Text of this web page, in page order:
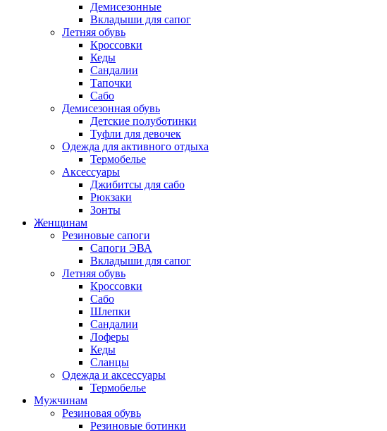
Демисезонные
Вкладыши для сапог
Летняя обувь
Кроссовки
Кеды
Сандалии
Тапочки
Сабо
Демисезонная обувь
Детские полуботинки
Туфли для девочек
Одежда для активного отдыха
Термобелье
Аксессуары
Джибитсы для сабо
Рюкзаки
Зонты
Женщинам
Резиновые сапоги
Cапоги ЭВА
Вкладыши для сапог
Летняя обувь
Кроссовки
Сабо
Шлепки
Сандалии
Лоферы
Кеды
Сланцы
Одежда и аксессуары
Термобелье
Мужчинам
Резиновая обувь
Резиновые ботинки